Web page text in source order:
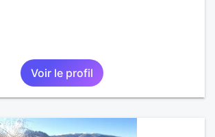
Voir le profil